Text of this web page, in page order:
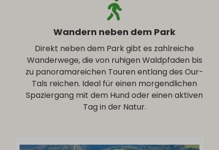
Wandern neben dem Park
Direkt neben dem Park gibt es zahlreiche
Wanderwege, die von ruhigen Waldpfaden bis
zu panoramareichen Touren entlang des Our-
Tals reichen. Ideal für einen morgendlichen
Spaziergang mit dem Hund oder einen aktiven
Tag in der Natur.